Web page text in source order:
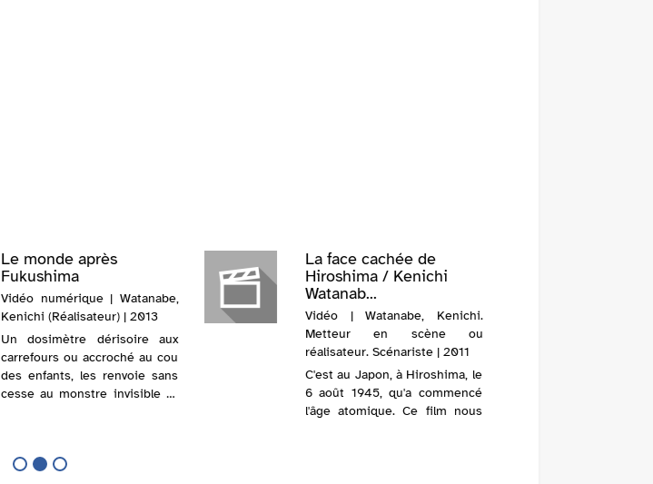
Le monde après
Fukushima
Vidéo numérique | Watanabe,
Kenichi (Réalisateur) | 2013
Un dosimètre dérisoire aux
carrefours ou accroché au cou
des enfants, les renvoie sans
cesse au monstre invisible et
aux fenêtres. Dans la région
La face cachée de
Hiroshima / Kenichi
Watanab...
Vidéo | Watanabe, Kenichi.
Metteur en scène ou
réalisateur. Scénariste | 2011
C'est au Japon, à Hiroshima, le
6 août 1945, qu'a commencé
l'âge atomique. Ce film nous